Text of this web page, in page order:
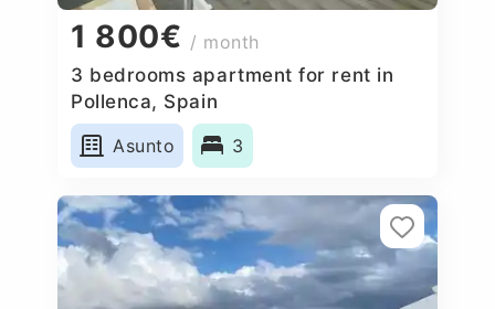
1 800€ / month
3 bedrooms apartment for rent in
Pollenca, Spain
Asunto
3